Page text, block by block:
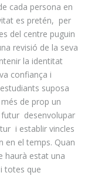
cada persona en
es pretén, per
del centre puguin
revisió de la seva
la identitat
confiança i
suposa
de prop un
futur desenvolupar
i establir vincles
en el temps. Quan
haurà estat una
totes que